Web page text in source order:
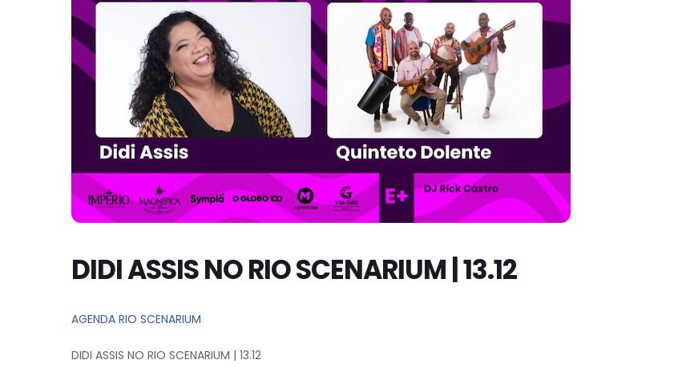
DIDI ASSIS NO RIO SCENARIUM | 13.12
AGENDA RIO SCENARIUM
DIDI ASSIS NO RIO SCENARIUM | 13.12